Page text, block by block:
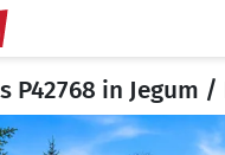
P42768 in Jegum